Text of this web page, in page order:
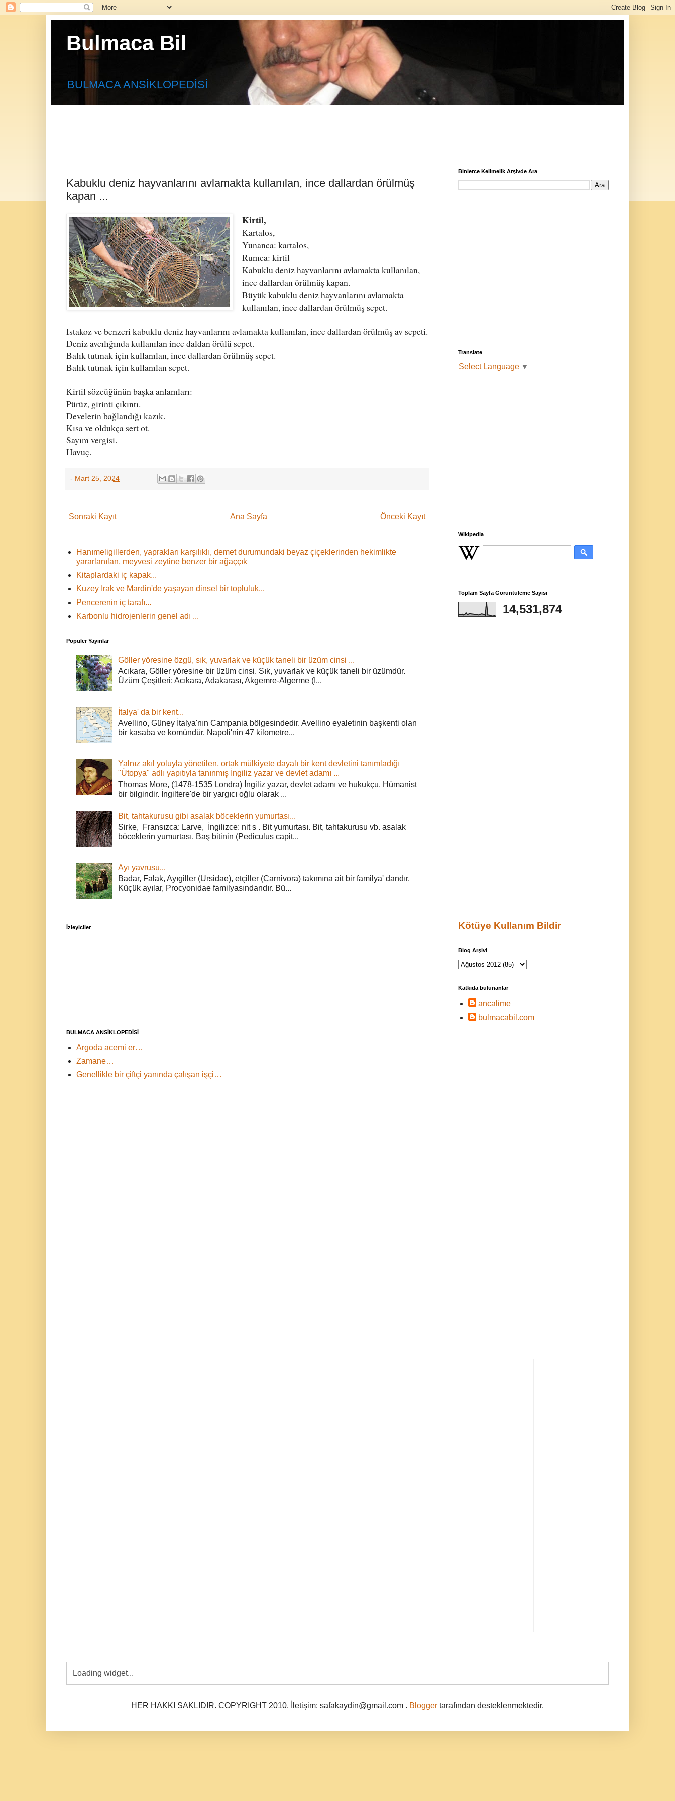
Bulmaca Bil
BULMACA ANSİKLOPEDİSİ
Kabuklu deniz hayvanlarını avlamakta kullanılan, ince dallardan örülmüş
kapan ...
Kirtil,
Kartalos,
Yunanca: kartalos,
Rumca: kirtil
Kabuklu deniz hayvanlarını avlamakta kullanılan,
ince dallardan örülmüş kapan.
Büyük kabuklu deniz hayvanlarını avlamakta
kullanılan, ince dallardan örülmüş sepet.
Istakoz ve benzeri kabuklu deniz hayvanlarını avlamakta kullanılan, ince dallardan örülmüş av sepeti.
Deniz avcılığında kullanılan ince daldan örülü sepet.
Balık tutmak için kullanılan, ince dallardan örülmüş sepet.
Balık tutmak için kullanılan sepet.
Kirtil sözcüğünün başka anlamları:
Pürüz, girinti çıkıntı.
Develerin bağlandığı kazık.
Kısa ve oldukça sert ot.
Sayım vergisi.
Havuç.
- Mart 25, 2024
Sonraki Kayıt Önceki Kayıt
Ana Sayfa
Hanımeligillerden, yaprakları karşılıklı, demet durumundaki beyaz çiçeklerinden hekimlikte
yararlanılan, meyvesi zeytine benzer bir ağaççık
Kitaplardaki iç kapak...
Kuzey Irak ve Mardin'de yaşayan dinsel bir topluluk...
Pencerenin iç tarafı...
Karbonlu hidrojenlerin genel adı ...
Popüler Yayınlar
Göller yöresine özgü, sık, yuvarlak ve küçük taneli bir üzüm cinsi ...
Acıkara, Göller yöresine bir üzüm cinsi. Sık, yuvarlak ve küçük taneli bir üzümdür.
Üzüm Çeşitleri; Acıkara, Adakarası, Akgemre-Algerme (I...
İtalya' da bir kent...
Avellino, Güney İtalya'nın Campania bölgesindedir. Avellino eyaletinin başkenti olan
bir kasaba ve komündür. Napoli'nin 47 kilometre...
Yalnız akıl yoluyla yönetilen, ortak mülkiyete dayalı bir kent devletini tanımladığı
"Ütopya" adlı yapıtıyla tanınmış İngiliz yazar ve devlet adamı ...
Thomas More, (1478-1535 Londra) İngiliz yazar, devlet adamı ve hukukçu. Hümanist
bir bilgindir. İngiltere'de bir yargıcı oğlu olarak ...
Bit, tahtakurusu gibi asalak böceklerin yumurtası...
Sirke, Fransızca: Larve, İngilizce: nit s . Bit yumurtası. Bit, tahtakurusu vb. asalak
böceklerin yumurtası. Baş bitinin (Pediculus capit...
Ayı yavrusu...
Badar, Falak, Ayıgiller (Ursidae), etçiller (Carnivora) takımına ait bir familya' dandır.
Küçük ayılar, Procyonidae familyasındandır. Bü...
İzleyiciler
BULMACA ANSİKLOPEDİSİ
Argoda acemi er…
Zamane…
Genellikle bir çiftçi yanında çalışan işçi…
Binlerce Kelimelik Arşivde Ara
Translate
Select Language ▼
Wikipedia
Toplam Sayfa Görüntüleme Sayısı
14,531,874
Kötüye Kullanım Bildir
Blog Arşivi
Katkıda bulunanlar
ancalime
bulmacabil.com
HER HAKKI SAKLIDIR. COPYRIGHT 2010. İletişim: safakaydin@gmail.com . Blogger tarafından desteklenmektedir.